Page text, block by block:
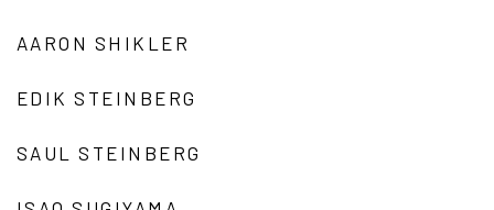
AARON SHIKLER
EDIK STEINBERG
SAUL STEINBERG